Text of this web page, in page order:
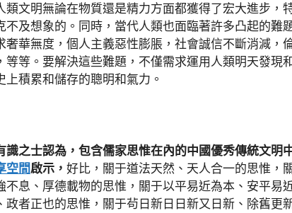
類文明無論在物質還是精力方面都獲得了宏大進步，
不及想象的。同時，當代人類也面臨著許多凸起的難
奢華無度，個人主義惡性膨脹，社會誠信不斷消減，
等等。要解決這些難題，不僅需求運用人類明天發現
上積累和儲存的聰明和氣力。
識之士認為，包含儒家思惟在內的中國優秀傳統文明
空間啟示， 好比，關于道法天然、天人合一的思惟，
不息、厚德載物的思惟，關于以平易近為本、安平易
政者正也的思惟，關于茍日新日日新又日新、除舊更